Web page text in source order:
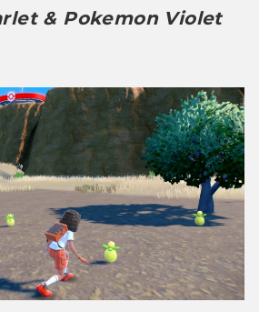
& Pokemon Violet